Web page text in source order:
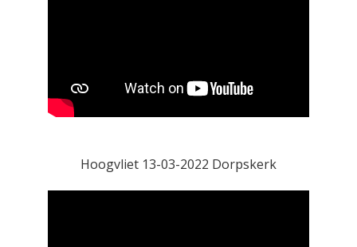
Hoogvliet 13-03-2022 Dorpskerk